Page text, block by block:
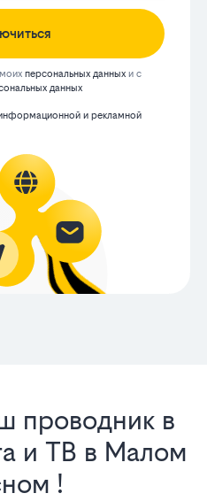
моихперсональных данных и с
данных
и рекламной
проводник в
и ТВ в Малом
!